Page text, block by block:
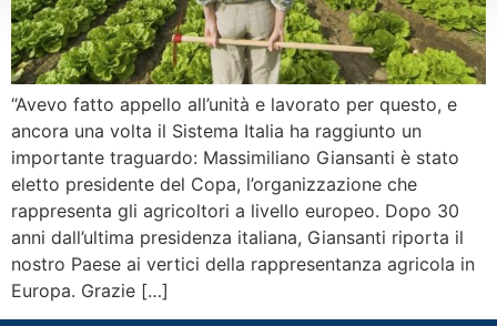
“Avevo fatto appello all’unità e lavorato per questo, e
ancora una volta il Sistema Italia ha raggiunto un
importante traguardo: Massimiliano Giansanti è stato
eletto presidente del Copa, l’organizzazione che
rappresenta gli agricoltori a livello europeo. Dopo 30
anni dall’ultima presidenza italiana, Giansanti riporta il
nostro Paese ai vertici della rappresentanza agricola in
Europa. Grazie […]